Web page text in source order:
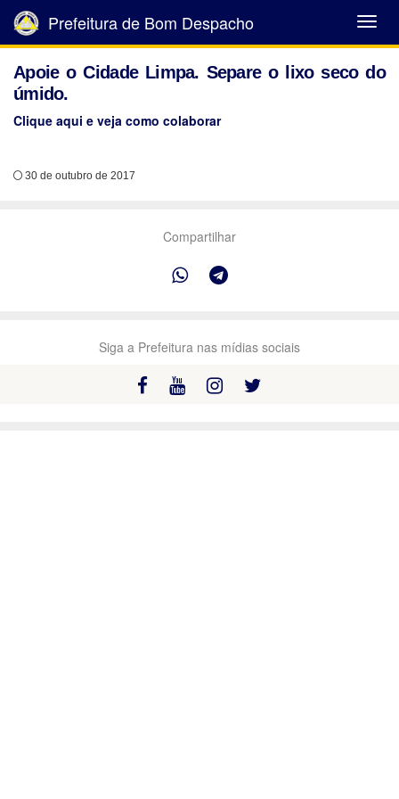
Abrir
Menu
Prefeitura de Bom Despacho
Apoie o Cidade Limpa. Separe o lixo seco do
úmido.
Clique aqui e veja como colaborar
30 de outubro de 2017
Compartilhar
Siga a Prefeitura nas mídias sociais